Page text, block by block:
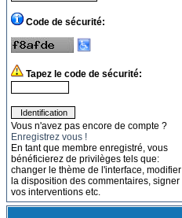
Code de sécurité:
Tapez le code de sécurité:
Vous n'avez pas encore de compte ?
Enregistrez vous !
En tant que membre enregistré, vous
bénéficierez de privilèges tels que:
changer le thème de l'interface, modifier
la disposition des commentaires, signer
vos interventions etc.